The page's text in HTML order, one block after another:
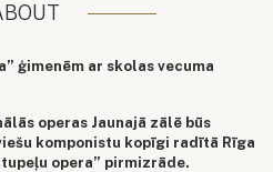
ģimenēm ar skolas vecuma
operas Jaunajā zālē būs
komponistu kopīgi radītā Rīga
opera” pirmizrāde.